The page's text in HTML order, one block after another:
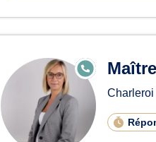
Charleroi
E
N